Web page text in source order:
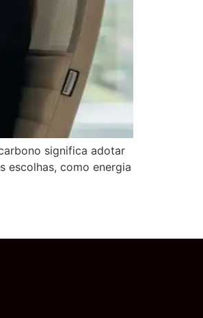
significa adotar
escolhas, como energia